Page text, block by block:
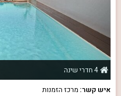
4 חדרי שינה
איש קשר: מרכז הזמנות